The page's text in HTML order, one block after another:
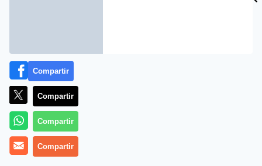
Compartir
Compartir
Compartir
Compartir